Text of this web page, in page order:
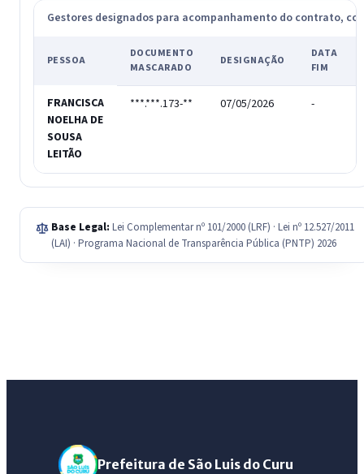
Gestores designados para acompanhamento do contrato,
PESSOA
DOCUMENTO
MASCARADO
DESIGNAÇÃO
DATA
FIM
FRANCISCA
NOELHA DE
SOUSA
LEITÃO
***.***.173-** 07/05/2026 -
Base Legal: Lei Complementar nº 101/2000 (LRF) · Lei nº 12.527/2011
(LAI) · Programa Nacional de Transparência Pública (PNTP) 2026
Prefeitura de São Luis do Curu